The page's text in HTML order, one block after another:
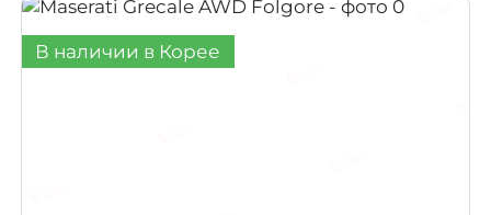
DFSK
В наличии в Корее